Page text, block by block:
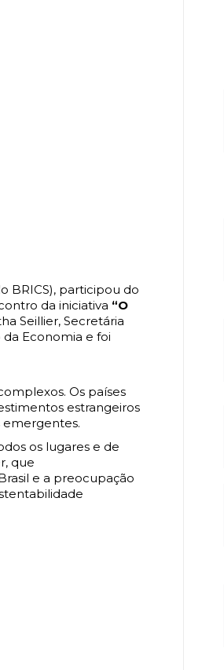
BRICS), participou do
da iniciativa “O
Seillier, Secretária
Economia e foi
Os países
estrangeiros
emergentes.
os lugares e de
que
e a preocupação